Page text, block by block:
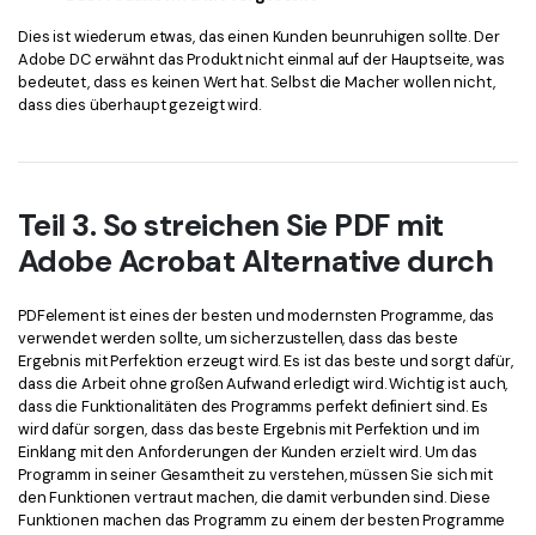
Dies ist wiederum etwas, das einen Kunden beunruhigen sollte. Der
Adobe DC erwähnt das Produkt nicht einmal auf der Hauptseite, was
bedeutet, dass es keinen Wert hat. Selbst die Macher wollen nicht,
dass dies überhaupt gezeigt wird.
Teil 3. So streichen Sie PDF mit
Adobe Acrobat Alternative durch
PDFelement ist eines der besten und modernsten Programme, das
verwendet werden sollte, um sicherzustellen, dass das beste
Ergebnis mit Perfektion erzeugt wird. Es ist das beste und sorgt dafür,
dass die Arbeit ohne großen Aufwand erledigt wird. Wichtig ist auch,
dass die Funktionalitäten des Programms perfekt definiert sind. Es
wird dafür sorgen, dass das beste Ergebnis mit Perfektion und im
Einklang mit den Anforderungen der Kunden erzielt wird. Um das
Programm in seiner Gesamtheit zu verstehen, müssen Sie sich mit
den Funktionen vertraut machen, die damit verbunden sind. Diese
Funktionen machen das Programm zu einem der besten Programme